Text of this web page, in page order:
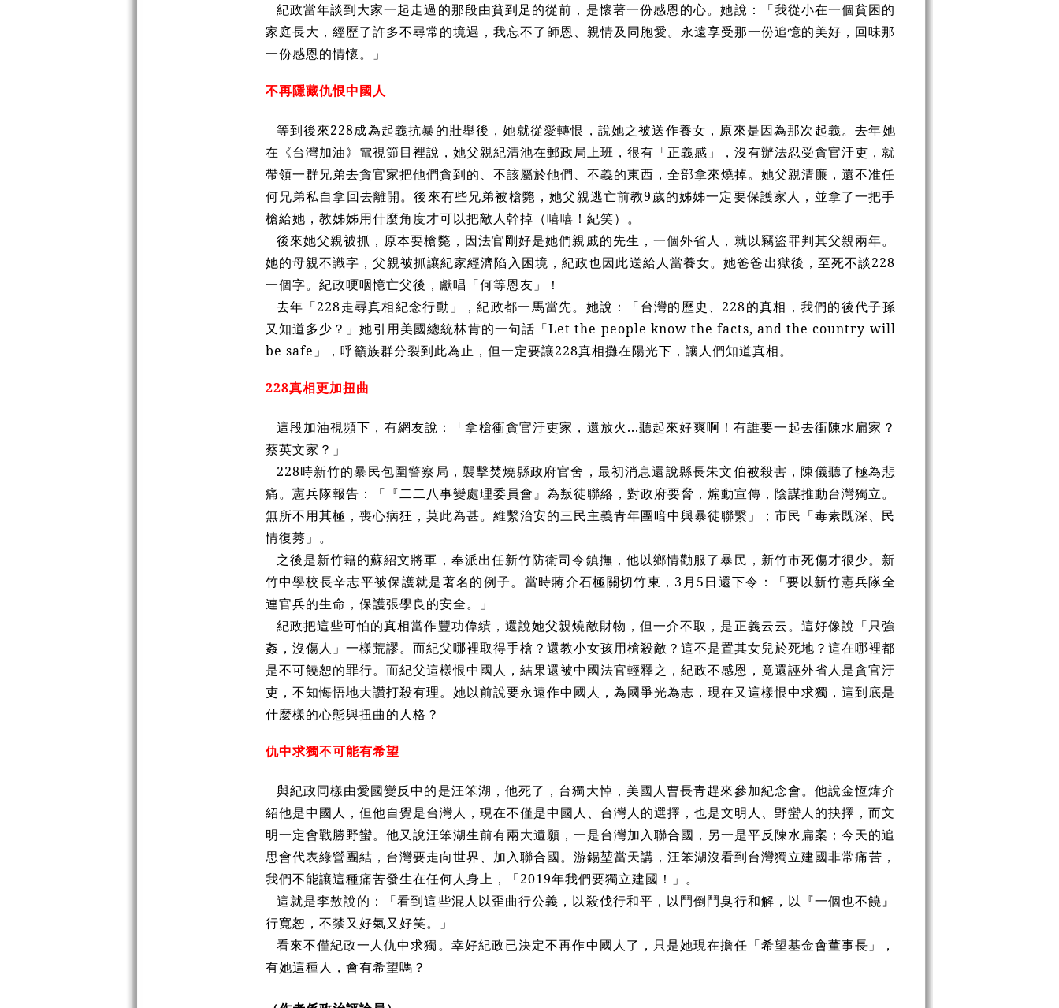
紀政當年談到大家一起走過的那段由貧到足的從前，是懷著一份感恩的心。她說：「我從小在一個貧困的
家庭長大，經歷了許多不尋常的境遇，我忘不了師恩、親情及同胞愛。永遠享受那一份追憶的美好，回味那
一份感恩的情懷。」
不再隱藏仇恨中國人
等到後來228成為起義抗暴的壯舉後，她就從愛轉恨，說她之被送作養女，原來是因為那次起義。去年她
在《台灣加油》電視節目裡說，她父親紀清池在郵政局上班，很有「正義感」，沒有辦法忍受貪官汙吏，就
帶領一群兄弟去貪官家把他們貪到的、不該屬於他們、不義的東西，全部拿來燒掉。她父親清廉，還不准任
何兄弟私自拿回去離開。後來有些兄弟被槍斃，她父親逃亡前教9歲的姊姊一定要保護家人，並拿了一把手
槍給她，教姊姊用什麼角度才可以把敵人幹掉（嘻嘻！紀笑）。
後來她父親被抓，原本要槍斃，因法官剛好是她們親戚的先生，一個外省人，就以竊盜罪判其父親兩年。
她的母親不識字，父親被抓讓紀家經濟陷入困境，紀政也因此送給人當養女。她爸爸出獄後，至死不談228
一個字。紀政哽咽憶亡父後，獻唱「何等恩友」！
去年「228走尋真相紀念行動」，紀政都一馬當先。她說：「台灣的歷史、228的真相，我們的後代子孫
又知道多少？」她引用美國總統林肯的一句話「Let the people know the facts, and the country will
be safe」，呼籲族群分裂到此為止，但一定要讓228真相攤在陽光下，讓人們知道真相。
228真相更加扭曲
這段加油視頻下，有網友說：「拿槍衝貪官汙吏家，還放火...聽起來好爽啊！有誰要一起去衝陳水扁家？
蔡英文家？」
228時新竹的暴民包圍警察局，襲擊焚燒縣政府官舍，最初消息還說縣長朱文伯被殺害，陳儀聽了極為悲
痛。憲兵隊報告：「『二二八事變處理委員會』為叛徒聯絡，對政府要脅，煽動宣傳，陰謀推動台灣獨立。
無所不用其極，喪心病狂，莫此為甚。維繫治安的三民主義青年團暗中與暴徒聯繫」；市民「毒素既深、民
情復莠」。
之後是新竹籍的蘇紹文將軍，奉派出任新竹防衛司令鎮撫，他以鄉情勸服了暴民，新竹市死傷才很少。新
竹中學校長辛志平被保護就是著名的例子。當時蔣介石極關切竹東，3月5日還下令：「要以新竹憲兵隊全
連官兵的生命，保護張學良的安全。」
紀政把這些可怕的真相當作豐功偉績，還說她父親燒敵財物，但一介不取，是正義云云。這好像說「只強
姦，沒傷人」一樣荒謬。而紀父哪裡取得手槍？還教小女孩用槍殺敵？這不是置其女兒於死地？這在哪裡都
是不可饒恕的罪行。而紀父這樣恨中國人，結果還被中國法官輕釋之，紀政不感恩，竟還誣外省人是貪官汙
吏，不知悔悟地大讚打殺有理。她以前說要永遠作中國人，為國爭光為志，現在又這樣恨中求獨，這到底是
什麼樣的心態與扭曲的人格？
仇中求獨不可能有希望
與紀政同樣由愛國變反中的是汪笨湖，他死了，台獨大悼，美國人曹長青趕來參加紀念會。他說金恆煒介
紹他是中國人，但他自覺是台灣人，現在不僅是中國人、台灣人的選擇，也是文明人、野蠻人的抉擇，而文
明一定會戰勝野蠻。他又說汪笨湖生前有兩大遺願，一是台灣加入聯合國，另一是平反陳水扁案；今天的追
思會代表綠營團結，台灣要走向世界、加入聯合國。游錫堃當天講，汪笨湖沒看到台灣獨立建國非常痛苦，
我們不能讓這種痛苦發生在任何人身上，「2019年我們要獨立建國！」。
這就是李敖說的：「看到這些混人以歪曲行公義，以殺伐行和平，以鬥倒鬥臭行和解，以『一個也不饒』
行寬恕，不禁又好氣又好笑。」
看來不僅紀政一人仇中求獨。幸好紀政已決定不再作中國人了，只是她現在擔任「希望基金會董事長」，
有她這種人，會有希望嗎？